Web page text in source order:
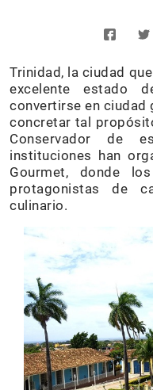
Trinidad, la ciudad
excelente estado
convertirse en ciudad
concretar tal
Conservador de
instituciones han
Gourmet, donde
protagonistas de
culinario.